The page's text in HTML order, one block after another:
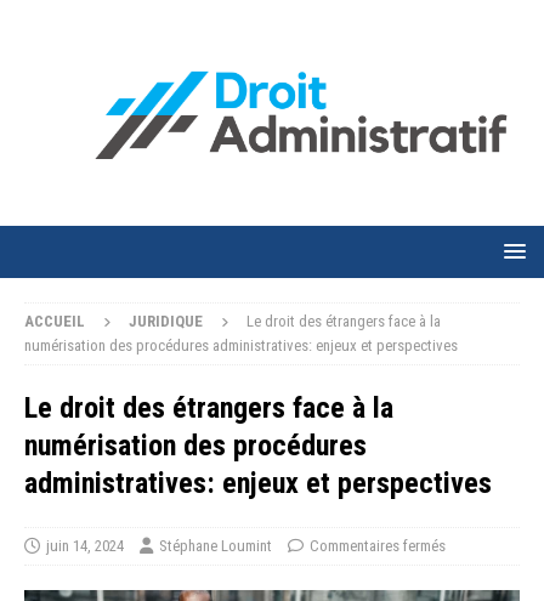
ACCUEIL JURIDIQUE
Le droit des étrangers face à la
numérisation des procédures administratives: enjeux et perspectives
Le droit des étrangers face à la
numérisation des procédures
administratives: enjeux et perspectives
juin 14, 2024 Stéphane Loumint Commentaires fermés